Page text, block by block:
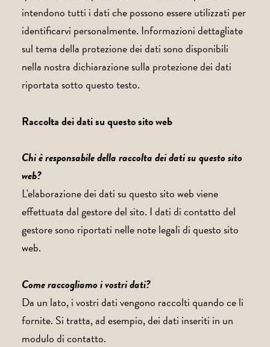
intendono tutti i dati che possono essere utilizzati per
identificarvi personalmente. Informazioni dettagliate
sul tema della protezione dei dati sono disponibili
nella nostra dichiarazione sulla protezione dei dati
riportata sotto questo testo.
Raccolta dei dati su questo sito web
Chi è responsabile della raccolta dei dati su questo sito
web?
L'elaborazione dei dati su questo sito web viene
effettuata dal gestore del sito. I dati di contatto del
gestore sono riportati nelle note legali di questo sito
web.
Come raccogliamo i vostri dati?
Da un lato, i vostri dati vengono raccolti quando ce li
fornite. Si tratta, ad esempio, dei dati inseriti in un
modulo di contatto.